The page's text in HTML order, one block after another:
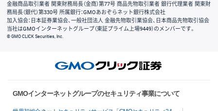
金融商品取引業者 関東財務局長（金商）第77号 商品先物取引業者 銀行代理業者 関東財
務局長（銀代）第330号 所属銀行：GMOあおぞらネット銀行株式会社
加入協会：日本証券業協会、一般社団法人 金融先物取引業協会、日本商品先物取引協会
当社はGMOインターネットグループ（東証プライム上場9449）のメンバーです。
© GMO CLICK Securities, Inc.
GMOインターネットグループのセキュリティ事業について